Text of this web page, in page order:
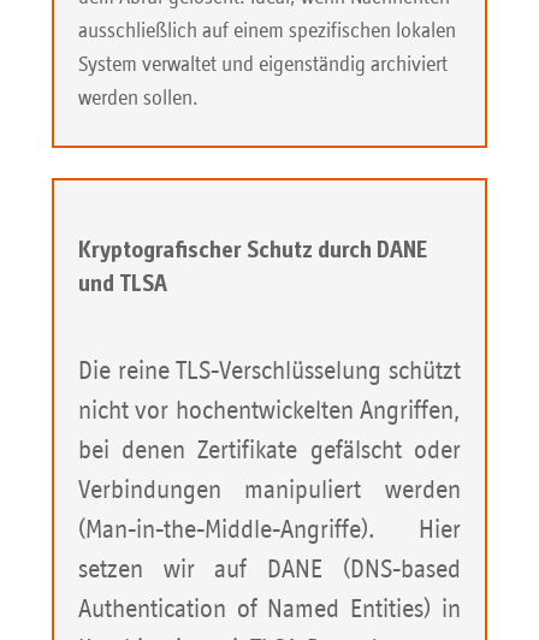
ausschließlich auf einem spezifischen lokalen
System verwaltet und eigenständig archiviert
werden sollen.
Kryptografischer Schutz durch DANE
und TLSA
Die reine TLS-Verschlüsselung schützt
nicht vor hochentwickelten Angriffen,
bei denen Zertifikate gefälscht oder
Verbindungen manipuliert werden
(Man-in-the-Middle-Angriffe). Hier
setzen wir auf DANE (DNS-based
Authentication of Named Entities) in